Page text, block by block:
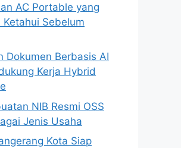
AC Portable yang
Ketahui Sebelum
Dokumen Berbasis AI
Kerja Hybrid
NIB Resmi OSS
Jenis Usaha
Kota Siap